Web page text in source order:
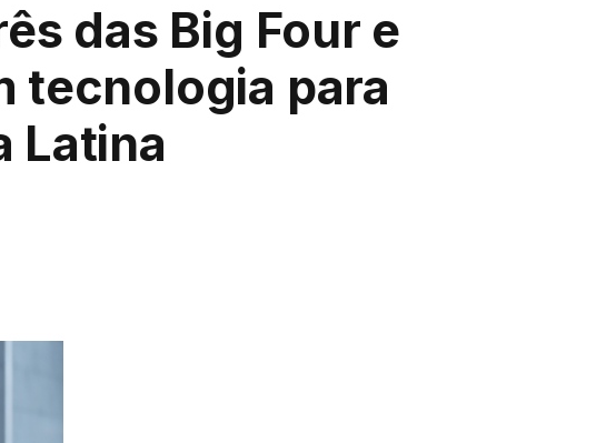
das Big Four e
tecnologia para
Latina